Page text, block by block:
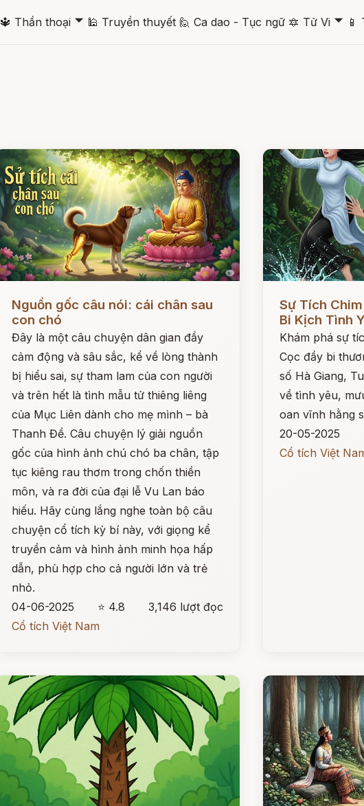
🔱 Thần thoại 🞃 🕌 Truyền thuyết 🙋 Ca dao - Tục ngữ 🔯 Tử Vi 🞃 📱
Đọc ngay
Nguồn gốc câu nói: cái chân sau
con chó
Đây là một câu chuyện dân gian đầy
cảm động và sâu sắc, kể về lòng thành
bị hiểu sai, sự tham lam của con người
và trên hết là tình mẫu tử thiêng liêng
của Mục Liên dành cho mẹ mình – bà
Thanh Đề. Câu chuyện lý giải nguồn
gốc của hình ảnh chú chó ba chân, tập
tục kiêng rau thơm trong chốn thiền
môn, và ra đời của đại lễ Vu Lan báo
hiếu. Hãy cùng lắng nghe toàn bộ câu
chuyện cổ tích kỳ bí này, với giọng kể
truyền cảm và hình ảnh minh họa hấp
dẫn, phù hợp cho cả người lớn và trẻ
nhỏ.
04-06-2025
⭐ 4.8
3,146 lượt đọc
Cổ tích Việt Nam
Sự Tích
Bi Kịch Tình
Khám phá sự
Cọc đầy bi
số Hà Giang,
về tình yêu,
oan vĩnh hằng
20-05-2025
Cổ tích Việt